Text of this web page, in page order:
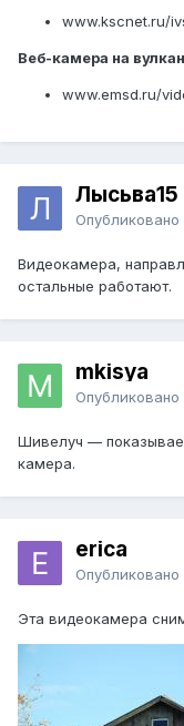
www.kscnet.ru/
Веб-камера на
www.emsd.ru/
Лысьва15
Опубликовано
Видеокамера,
остальные работают.
mkisya
Опубликовано
Шивелуч —
камера.
erica
Опубликовано
Эта видеокамера